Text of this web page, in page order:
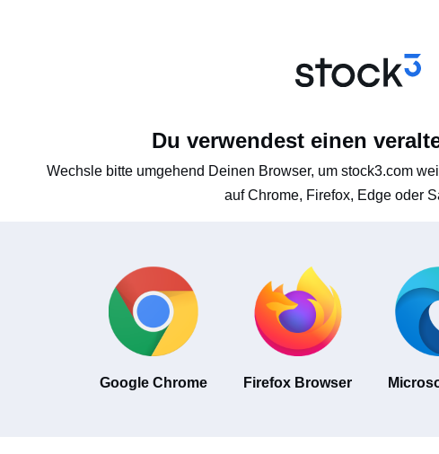
Du verwendest einen
Wechsle bitte umgehend Deinen Browser, um stock3.com
auf Chrome, Firefox, Edge oder
Google Chrome Firefox Browser